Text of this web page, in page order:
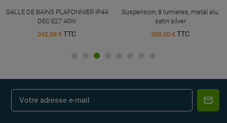
SALLE DE BAINS PLAFONNIER IP44
DEC E27 40W
242,88 € TTC
Suspension, 8 lumieres, metal alu,
satin silver
308,00 € TTC